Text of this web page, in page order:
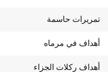
تمريرات حاسمة
أهداف في مرماه
أهداف ركلات الجزاء